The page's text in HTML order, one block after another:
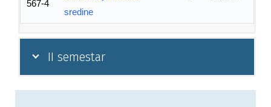
567-4
sredine
II semestar